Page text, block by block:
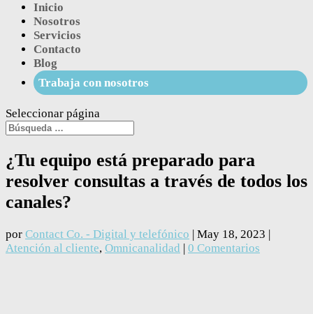
Inicio
Nosotros
Servicios
Contacto
Blog
Trabaja con nosotros
Seleccionar página
¿Tu equipo está preparado para
resolver consultas a través de todos los
canales?
por Contact Co. - Digital y telefónico May 18, 2023
Atención al cliente, Omnicanalidad 0 Comentarios